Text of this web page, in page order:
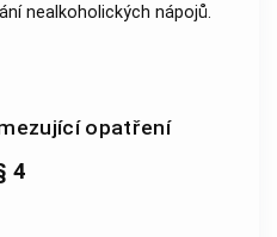
nealkoholických nápojů.
opatření
4